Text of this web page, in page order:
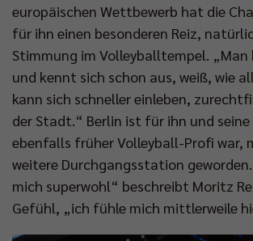
europäischen Wettbewerb hat die
für ihn einen besonderen Reiz,
Stimmung im Volleyballtempel.
und kennt sich schon aus, weiß, wie
kann sich schneller einleben,
der Stadt.“ Berlin ist für ihn und seine
ebenfalls früher Volleyball-Profi war,
weitere Durchgangsstation
mich superwohl“ beschreibt Moritz
Gefühl, „ich fühle mich mittlerweile